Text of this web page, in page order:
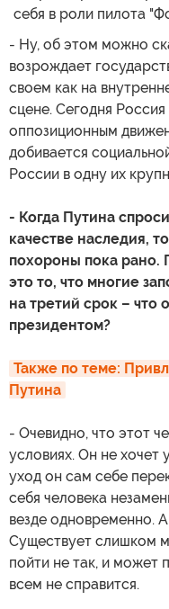
- Ну, об этом можно
возрождает
своем как на
сцене. Сегодня
оппозиционным
добивается
России в одну их
- Когда Путина
качестве наследия,
похороны пока рано.
это то, что многие
на третий срок – что
президентом?
Также по теме:
Путина
- Очевидно, что этот
условиях. Он не хочет
уход он сам себе
себя человека
везде одновременно.
Существует слишком
пойти не так, и может
всем не справится.